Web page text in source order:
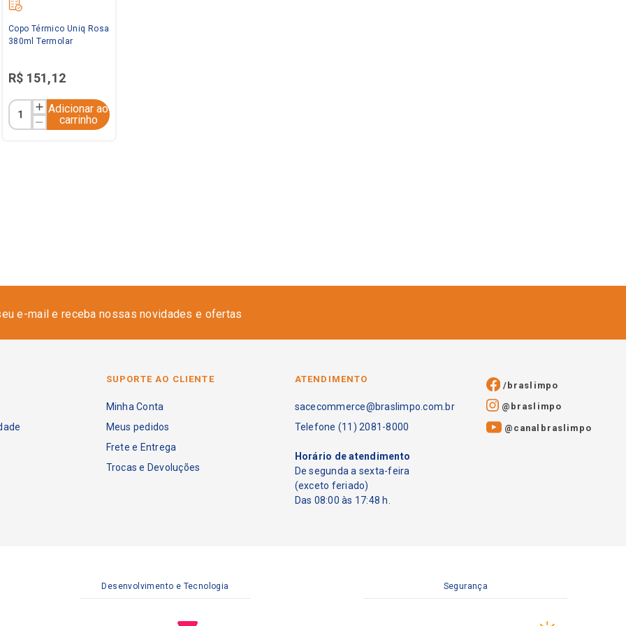
Copo Térmico Uniq Rosa
380ml Termolar
R$ 151,12
Adicionar ao
carrinho
e-mail e receba nossas novidades e ofertas
SUPORTE AO CLIENTE
Minha Conta
Meus pedidos
Frete e Entrega
Trocas e Devoluções
ATENDIMENTO
sacecommerce@braslimpo.com.br
Telefone (11) 2081-8000
Horário de atendimento
De segunda a sexta-feira
(exceto feriado)
Das 08:00 às 17:48 h.
/braslimpo
@braslimpo
@canalbraslimpo​
Desenvolvimento e Tecnologia Segurança